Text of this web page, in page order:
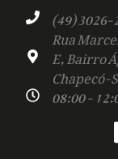
(49)
Rua
E, Bairro
Chapecó-
08:00 -